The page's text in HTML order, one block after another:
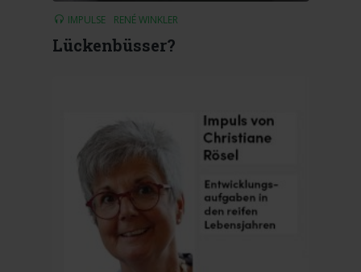
IMPULSE RENÉ WINKLER
Lückenbüsser?